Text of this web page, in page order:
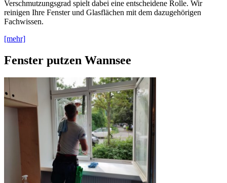
Verschmutzungsgrad spielt dabei eine entscheidene Rolle. Wir
reinigen Ihre Fenster und Glasflächen mit dem dazugehörigen
Fachwissen.
[mehr]
Fenster putzen Wannsee